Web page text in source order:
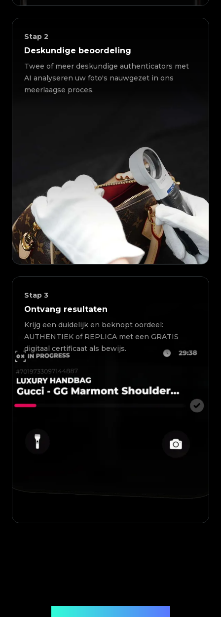
Stap 2
Deskundige beoordeling
Twee of meer deskundige authenticators met
AI analyseren uw foto's nauwgezet in ons
meerlaagse proces.
Stap 3
Ontvang resultaten
Krijg een duidelijk en beknopt oordeel:
AUTHENTIEK of REPLICA met een GRATIS
digitaal certificaat als bewijs.